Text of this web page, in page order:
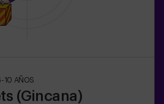
10 AÑOS
(Gincana)